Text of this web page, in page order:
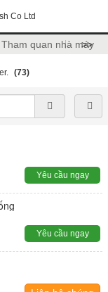
Co Ltd
Tham quan nhà máy
>>
(73)
Yêu cầu ngay
Yêu cầu ngay